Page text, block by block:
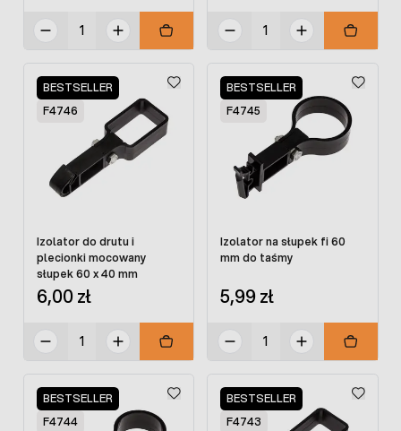
BESTSELLER
F4746
Izolator do drutu i
plecionki mocowany
słupek 60 x 40 mm
6,00 zł
BESTSELLER
F4745
Izolator na słupek fi 60
mm do taśmy
5,99 zł
BESTSELLER
F4744
BESTSELLER
F4743